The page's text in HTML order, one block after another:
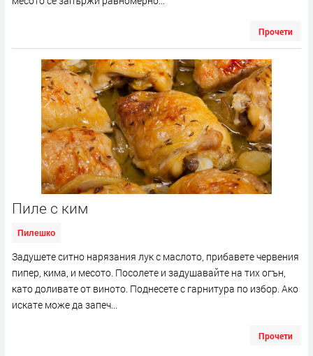
Прочети
Пиле с ким
Пилешко
Задушете ситно нарязания лук с маслото, прибавете червения
пипер, кима, и месото. Посолете и задушавайте на тих огън,
като доливате от виното. Поднесете с гарнитура по избор. Ако
искате може да запеч...
Прочети